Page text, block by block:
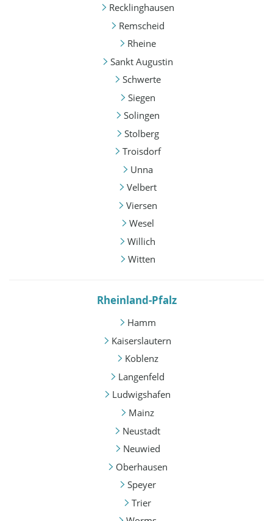
Recklinghausen
Remscheid
Rheine
Sankt Augustin
Schwerte
Siegen
Solingen
Stolberg
Troisdorf
Unna
Velbert
Viersen
Wesel
Willich
Witten
Rheinland-Pfalz
Hamm
Kaiserslautern
Koblenz
Langenfeld
Ludwigshafen
Mainz
Neustadt
Neuwied
Oberhausen
Speyer
Trier